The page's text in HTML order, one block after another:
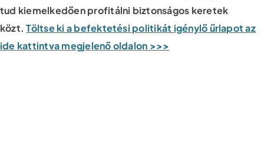
tud kiemelkedően profitálni biztonságos keretek
közt. Töltse ki a befektetési politikát igénylő űrlapot az
ide kattintva megjelenő oldalon >>>